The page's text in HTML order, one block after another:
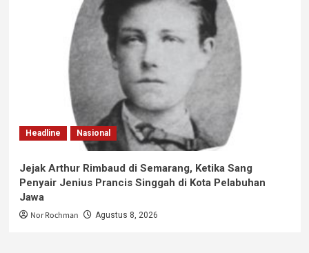
Headline Nasional
Jejak Arthur Rimbaud di Semarang, Ketika Sang
Penyair Jenius Prancis Singgah di Kota Pelabuhan
Jawa
Nor Rochman Agustus 8, 2026